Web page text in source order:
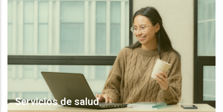
Servicios de salud